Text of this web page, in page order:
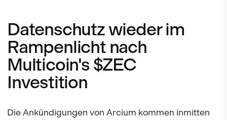
Datenschutz wieder im
Rampenlicht nach
Multicoin's $ZEC
Investition
Die Ankündigungen von Arcium kommen inmitten